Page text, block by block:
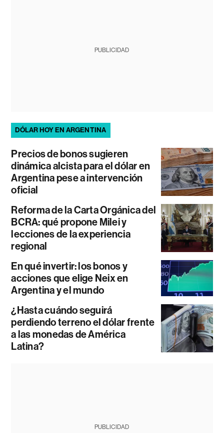
PUBLICIDAD
DÓLAR HOY EN ARGENTINA
Precios de bonos sugieren
dinámica alcista para el dólar en
Argentina pese a intervención
oficial
Reforma de la Carta Orgánica del
BCRA: qué propone Milei y
lecciones de la experiencia
regional
En qué invertir: los bonos y
acciones que elige Neix en
Argentina y el mundo
¿Hasta cuándo seguirá
perdiendo terreno el dólar frente
a las monedas de América
Latina?
PUBLICIDAD